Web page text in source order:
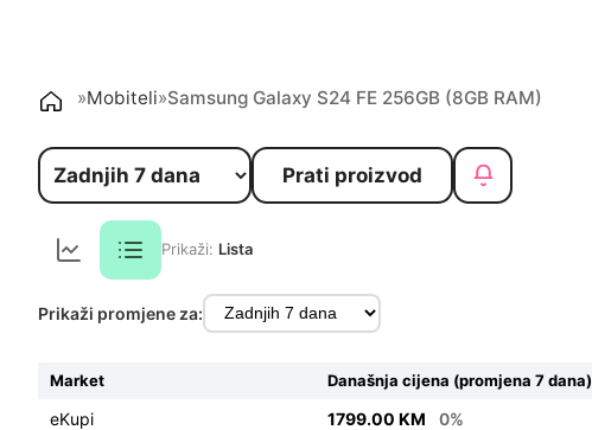
»Mobiteli»Samsung Galaxy S24 FE 256GB (8GB RAM)
Prati proizvod
Prikaži: Lista
Prikaži promjene za:
Market Današnja cijena (promjena 7 dana)
eKupi 1799.00 KM 0%